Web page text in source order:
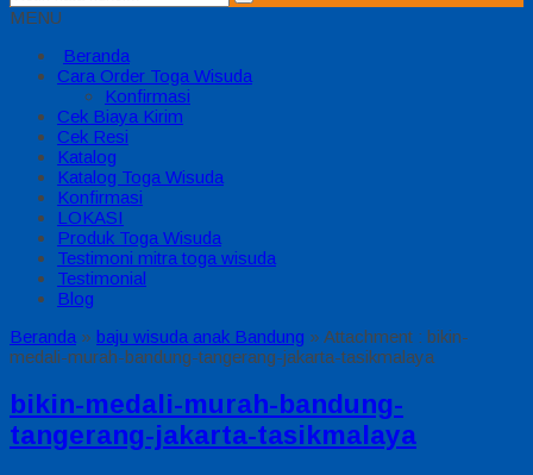
MENU
Beranda
Cara Order Toga Wisuda
Konfirmasi
Cek Biaya Kirim
Cek Resi
Katalog
Katalog Toga Wisuda
Konfirmasi
LOKASI
Produk Toga Wisuda
Testimoni mitra toga wisuda
Testimonial
Blog
Beranda » baju wisuda anak Bandung » Attachment : bikin-
medali-murah-bandung-tangerang-jakarta-tasikmalaya
bikin-medali-murah-bandung-
tangerang-jakarta-tasikmalaya